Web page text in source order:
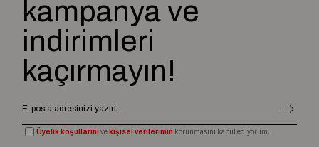
kampanya ve
indirimleri
kaçırmayın!
Üyelik koşullarını ve kişisel verilerimin korunmasını kabul ediyorum.